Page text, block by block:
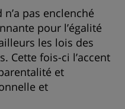
pas enclenché
pour l’égalité
les lois des
Cette fois-ci l’accent
et
et